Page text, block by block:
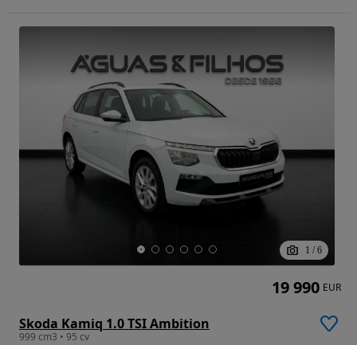
1 / 6
Skoda Kamiq 1.0 TSI Ambition
999 cm3 • 95 cv
19 990 EUR